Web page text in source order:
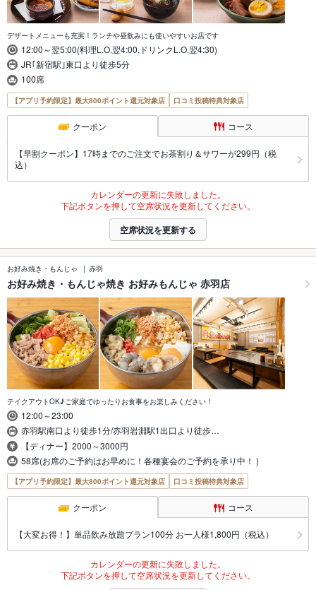
デザートメニューも充実！ランチや昼飲みにも使いやすいお店です
12:00～翌5:00(料理L.O.翌4:00,ドリンクL.O.翌4:30)
JR｢新宿駅｣東口より徒歩5分
100席
【アプリ予約限定】最大800ポイント還元対象店 口コミ投稿特典対象店
クーポン コース
【早割クーポン】17時までのご注文でお茶割り＆サワーが299円（税
込）
カレンダーの更新に失敗しました。
下記ボタンを押して空席状況を更新してください。
空席状況を更新する
お好み焼き・もんじゃ 赤羽
お好み焼き・もんじゃ焼き お好みもんじゃ 赤羽店
テイクアウトOK♪ご家庭でゆったりお食事をお楽しみください！
12:00～23:00
赤羽駅南口より徒歩1分/赤羽岩淵駅1出口より徒歩…
【ディナー】2000～3000円
58席(お席のご予約はお早めに！各種宴会のご予約を承り中！ )
【アプリ予約限定】最大800ポイント還元対象店 口コミ投稿特典対象店
クーポン コース
【大変お得！】単品飲み放題プラン100分 お一人様1,800円（税込）
カレンダーの更新に失敗しました。
下記ボタンを押して空席状況を更新してください。